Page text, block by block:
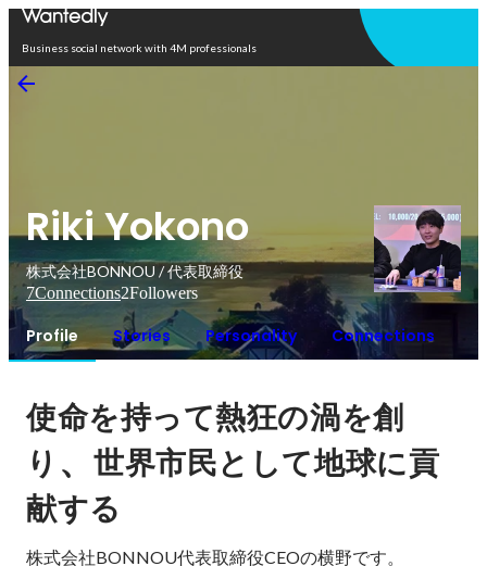
Business social network with 4M professionals
Riki Yokono
株式会社BONNOU / 代表取締役
7Connections2Followers
Profile Stories Personality Connections
使命を持って熱狂の渦を創
り 、世界市民として地球に貢
献する
株式会社BONNOU代表取締役CEOの横野です。